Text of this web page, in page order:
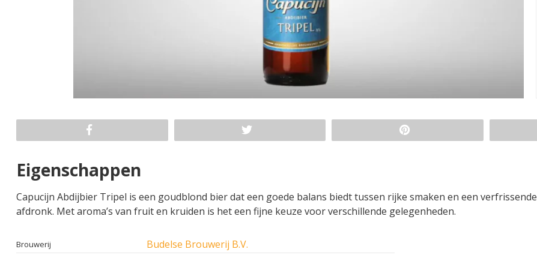
Eigenschappen
Capucijn Abdijbier Tripel is een goudblond bier dat een goede balans biedt tussen rijke smaken en een verfrissende
afdronk. Met aroma’s van fruit en kruiden is het een fijne keuze voor verschillende gelegenheden.
Brouwerij Budelse Brouwerij B.V.